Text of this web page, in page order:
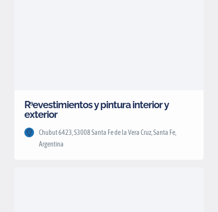
R⁹evestimientos y pintura interior y
exterior
Chubut 6423, S3008 Santa Fe de la Vera Cruz, Santa Fe,
Argentina